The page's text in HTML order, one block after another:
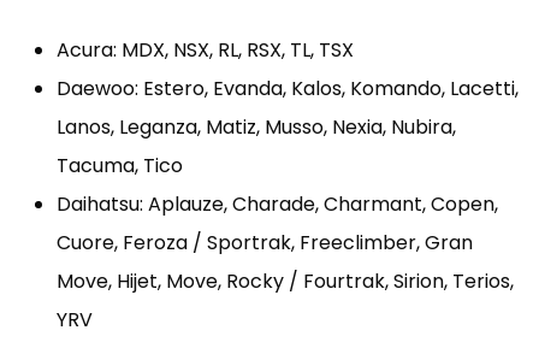
Acura: MDX, NSX, RL, RSX, TL, TSX
Daewoo: Estero, Evanda, Kalos, Komando, Lacetti,
Lanos, Leganza, Matiz, Musso, Nexia, Nubira,
Tacuma, Tico
Daihatsu: Aplauze, Charade, Charmant, Copen,
Cuore, Feroza / Sportrak, Freeclimber, Gran
Move, Hijet, Move, Rocky / Fourtrak, Sirion, Terios,
YRV